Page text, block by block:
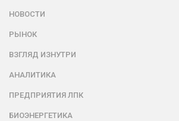
НОВОСТИ
РЫНОК
ВЗГЛЯД ИЗНУТРИ
АНАЛИТИКА
ПРЕДПРИЯТИЯ ЛПК
БИОЭНЕРГЕТИКА